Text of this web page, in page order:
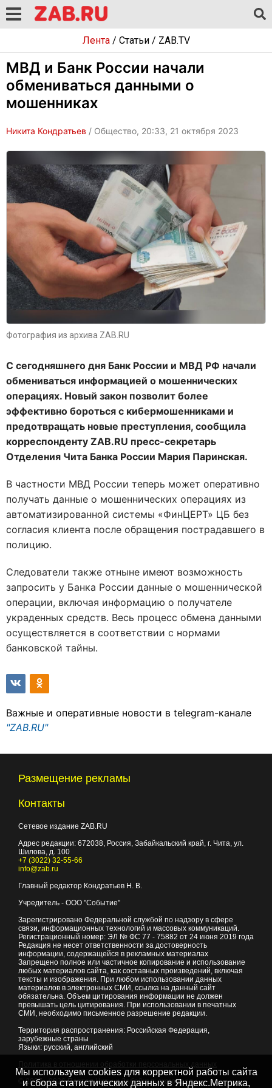
Лента/ Статьи/ ZAB.TV
МВД и Банк России начали
обмениваться данными о
мошенниках
Никита Кондратьев / Общество, 20:33, 21 октября 2023
Фотография из архива ZAB.RU
С сегодняшнего дня Банк России и МВД РФ начали
обмениваться информацией о мошеннических
операциях. Новый закон позволит более
эффективно бороться с кибермошенниками и
предотвращать новые преступления, сообщила
корреспонденту ZAB.RU пресс-секретарь
Отделения Чита Банка России Мария Паринская.
В частности МВД России теперь может оперативно
получать данные о мошеннических операциях из
автоматизированной системы «ФинЦЕРТ» ЦБ без
согласия клиента после обращения пострадавшего в
полицию.
Следователи также отныне имеют возможность
запросить у Банка России данные о мошеннической
операции, включая информацию о получателе
украденных средств. Весь процесс обмена данными
осуществляется в соответствии с нормами
банковской тайны.
Важные и оперативные новости в telegram-канале
"ZAB.RU"
Размещение рекламы
Контакты
Сетевое издание ZAB.RU
Адрес редакции: 672038 , Россия, Забайкальский край, г. Чита ул.
Шилова, д. 100
+7 (3022) 32-55-66
info@zab.ru
Главный редактор Кондратьев Н. В.
Учредитель - ООО "Событие"
Зарегистрировано Федеральной службой по надзору в сфере
связи, информационных технологий и массовых коммуникаций.
Регистрационный номер: ЭЛ № ФС 77 - 75882 от 24 июня 2019 года
Редакция не несет ответственности за достоверность
информации, содержащейся в рекламных материалах
Запрещено полное или частичное копирование и использование
любых материалов сайта, как составных произведений, включая
тексты и изображения. При любом использовании данных
материалов в электронных СМИ, ссылка на данный сайт
обязательна. Объем цитирования информации не должен
превышать цель цитирования. При использовании в печатных
СМИ, необходимо письменное разрешение редакции.
Территория распространения: Российская Федерация,
зарубежные страны
Языки: русский, английский
© 2007 - 2026Портал Читы и Забайкальского края
Мы используем cookies для корректной работы сайта
и сбора статистических данных в Яндекс.Метрика,